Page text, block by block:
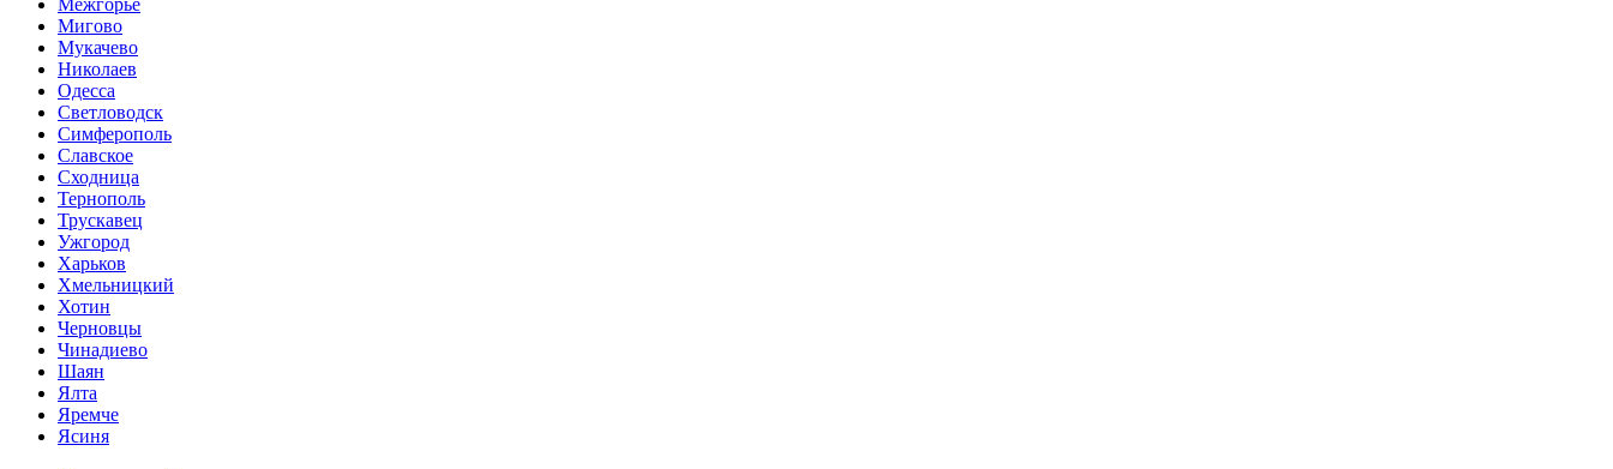
Межгорье
Мигово
Мукачево
Николаев
Одесса
Светловодск
Симферополь
Славское
Сходница
Тернополь
Трускавец
Ужгород
Харьков
Хмельницкий
Хотин
Черновцы
Чинадиево
Шаян
Ялта
Яремче
Ясиня